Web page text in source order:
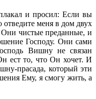
и просил: Если вы
отведите меня в дом двух
чистые преданные, и
Господу. Они сами
Вишну не связан
ест то, что Он хочет. И
прасада, который эти
Ему, я смогу жить, а